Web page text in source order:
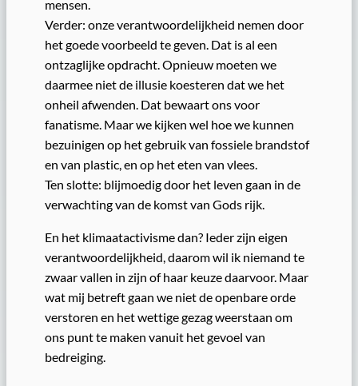
mensen.
Verder: onze verantwoordelijkheid nemen door
het goede voorbeeld te geven. Dat is al een
ontzaglijke opdracht. Opnieuw moeten we
daarmee niet de illusie koesteren dat we het
onheil afwenden. Dat bewaart ons voor
fanatisme. Maar we kijken wel hoe we kunnen
bezuinigen op het gebruik van fossiele brandstof
en van plastic, en op het eten van vlees.
Ten slotte: blijmoedig door het leven gaan in de
verwachting van de komst van Gods rijk.
En het klimaatactivisme dan? Ieder zijn eigen
verantwoordelijkheid, daarom wil ik niemand te
zwaar vallen in zijn of haar keuze daarvoor. Maar
wat mij betreft gaan we niet de openbare orde
verstoren en het wettige gezag weerstaan om
ons punt te maken vanuit het gevoel van
bedreiging.